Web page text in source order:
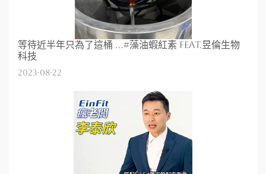
等待近半年只為了這桶 ...#藻油蝦紅素 feat.昱倫生物
科技
2023-08-22